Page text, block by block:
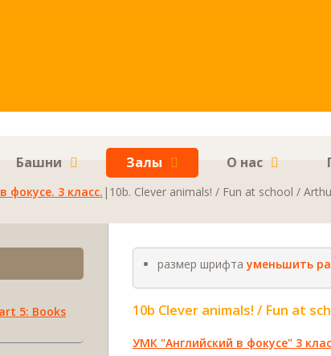
Башни Залы О нас
фокусе. 3 класс. | 10b. Clever animals! / Fun at school /
5: Books
размер шрифта уменьшить
10b Clever animals! / Fun at
УМК "Английский в фокусе" 3